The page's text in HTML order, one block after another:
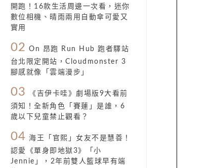
開跑！16款生活周邊一次看，迷你
數位相機、晴雨兩用自動傘可愛又
實用
02 On 昂跑 Run Hub 跑者驛站
台北限定開站，Cloudmonster 3
腳感就像「雲端漫步」
03
《吉伊卡哇》劇場版9大看前
須知！全新角色「賽蓮」是誰，6
歲以下兒童禁止觀看？
04 海王「官熙」女友不是慧善！
認愛《單身即地獄3》「小
Jennie」，2年前雙人籃球早有端